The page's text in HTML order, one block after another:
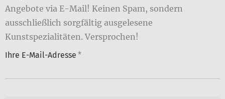
Angebote via E-Mail! Keinen Spam, sondern
ausschließlich sorgfältig ausgelesene
Kunstspezialitäten. Versprochen!
Ihre E-Mail-Adresse *